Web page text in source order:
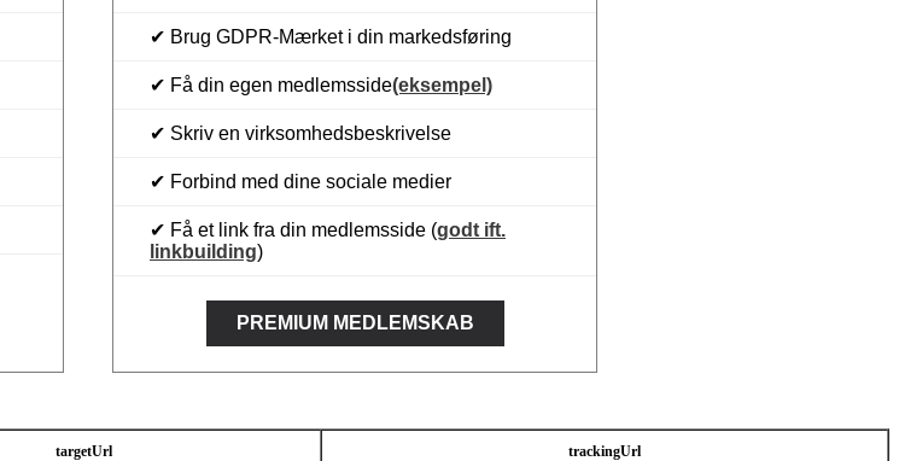
✔ Brug GDPR-Mærket i din markedsføring
✔ Få din egen medlemsside(eksempel)
✔ Skriv en virksomhedsbeskrivelse
✔ Forbind med dine sociale medier
✔ Få et link fra din medlemsside (godt ift.
linkbuilding)
PREMIUM MEDLEMSKAB
targetUrl trackingUrl